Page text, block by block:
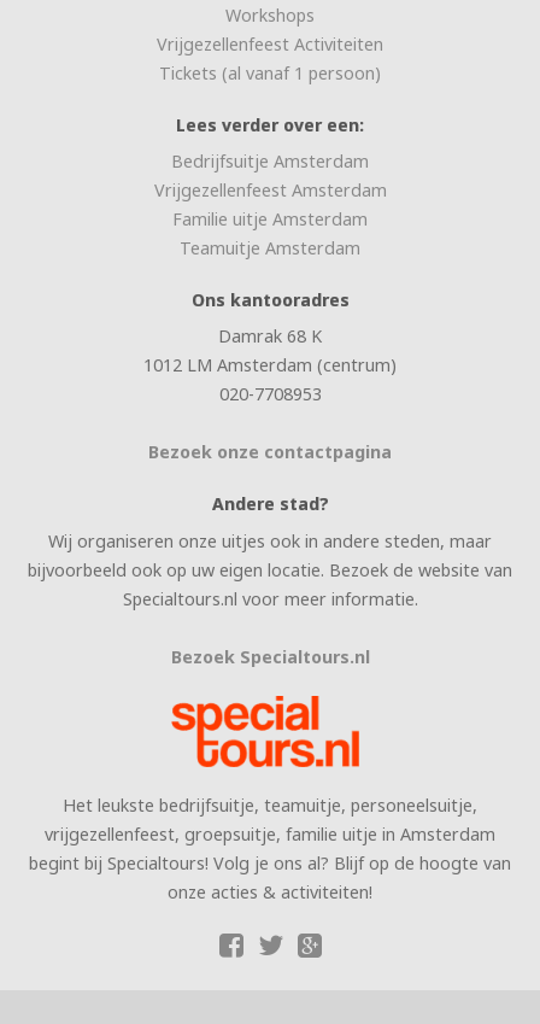
Workshops
Vrijgezellenfeest Activiteiten
Tickets (al vanaf 1 persoon)
Lees verder over een:
Bedrijfsuitje Amsterdam
Vrijgezellenfeest Amsterdam
Familie uitje Amsterdam
Teamuitje Amsterdam
Ons kantooradres
Damrak 68 K
1012 LM Amsterdam (centrum)
020-7708953
Bezoek onze contactpagina
Andere stad?
Wij organiseren onze uitjes ook in andere steden, maar
bijvoorbeeld ook op uw eigen locatie. Bezoek de website van
Specialtours.nl voor meer informatie.
Bezoek Specialtours.nl
Het leukste bedrijfsuitje, teamuitje, personeelsuitje,
vrijgezellenfeest, groepsuitje, familie uitje in Amsterdam
begint bij Specialtours! Volg je ons al? Blijf op de hoogte van
onze acties & activiteiten!